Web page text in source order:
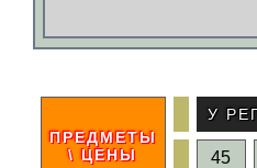
ПРЕДМЕТЫ
\ ЦЕНЫ
У
45